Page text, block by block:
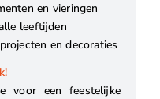
en vieringen
leeftijden
en decoraties
voor een feestelijke